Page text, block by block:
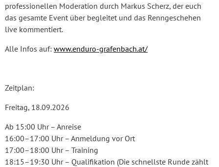
professionellen Moderation durch Markus Scherz, der euch
das gesamte Event über begleitet und das Renngeschehen
live kommentiert.
Alle Infos auf: www.enduro-grafenbach.at/
Zeitplan:
Freitag, 18.09.2026
Ab 15:00 Uhr – Anreise
16:00–17:00 Uhr – Anmeldung vor Ort
17:00–18:00 Uhr – Training
18:15–19:30 Uhr – Qualifikation (Die schnellste Runde zählt